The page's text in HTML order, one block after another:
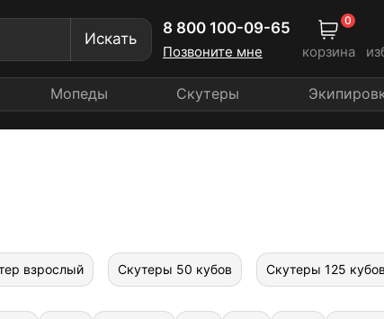
Искать
8 800 100-09-65
Позвоните мне корзина
0
Мопеды Скутеры
взрослый Скутеры 50 кубов Скутеры 125 кубов